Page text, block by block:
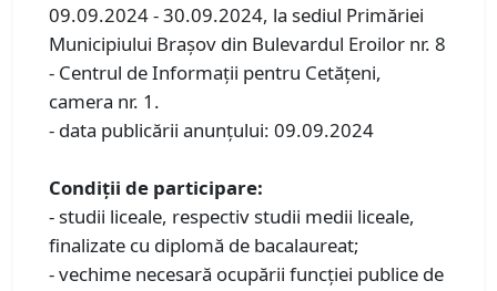
09.09.2024 - 30.09.2024, la sediul Primăriei
Municipiului Braşov din Bulevardul Eroilor nr. 8
- Centrul de Informaţii pentru Cetăţeni,
camera nr. 1.
- data publicării anunţului: 09.09.2024
Condiţii de participare:
- studii liceale, respectiv studii medii liceale,
finalizate cu diplomă de bacalaureat;
- vechime necesară ocupării funcţiei publice de